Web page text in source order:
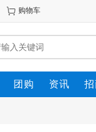
购物车
团购 资讯